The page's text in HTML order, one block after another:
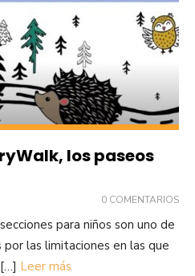
los paseos
0 COMENTARIOS
para niños son uno de
las limitaciones en las que
Leer más